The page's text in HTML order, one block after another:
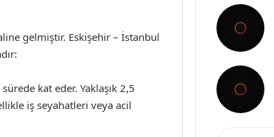
gelmiştir. Eskişehir – İstanbul
kat eder. Yaklaşık 2,5
iş seyahatleri veya acil